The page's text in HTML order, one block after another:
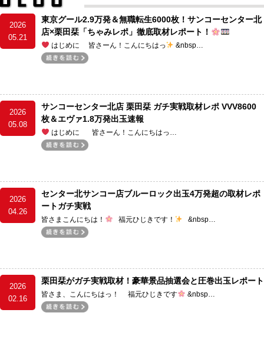
2026
05.21
東京グール2.9万発＆無職転生6000枚！サンコーセンター北
店×栗田栞「ちゃみレポ」徹底取材レポート！
はじめに 皆さーん！こんにちはっ &nbsp…
2026
05.08
サンコーセンター北店 栗田栞 ガチ実戦取材レポ VVV8600
枚＆エヴァ1.8万発出玉速報
はじめに 皆さーん！こんにちはっ…
2026
04.26
センター北サンコー店ブルーロック出玉4万発超の取材レポ
ートガチ実戦
皆さまこんにちは！ 福元ひじきです！ &nbsp…
2026
02.16
栗田栞がガチ実戦取材！豪華景品抽選会と圧巻出玉レポート
皆さま、こんにちはっ！ 福元ひじきです &nbsp…